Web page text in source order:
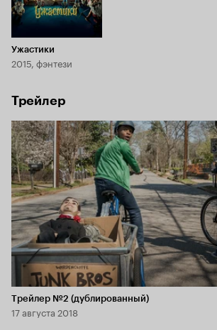
Ужастики
2015, фэнтези
Трейлер
Длительность 2 мин
Трейлер №2 (дублированный)
17 августа 2018